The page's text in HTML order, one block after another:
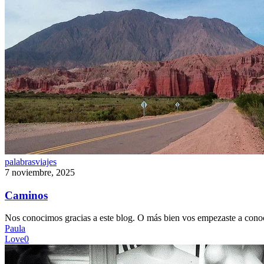
Caminos
palabrasviajes
7 noviembre, 2025
Caminos
Nos conocimos gracias a este blog. O más bien vos empezaste a
Paula
Love0